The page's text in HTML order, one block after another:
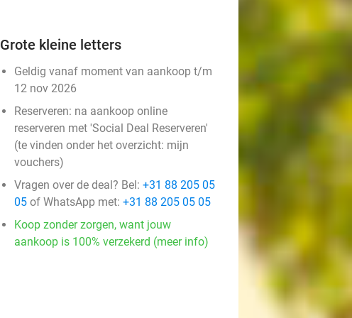
Grote kleine letters
Geldig vanaf moment van aankoop t/m
12 nov 2026
Reserveren: na aankoop online
reserveren met 'Social Deal Reserveren'
(te vinden onder het overzicht: mijn
vouchers)
Vragen over de deal? Bel: +31 88 205 05
05 of WhatsApp met: +31 88 205 05 05
Koop zonder zorgen, want jouw
aankoop is 100% verzekerd (meer info)